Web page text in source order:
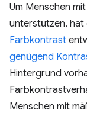
Um Menschen
unterstützen, hat
Farbkontrast
genügend
Hintergrund
Menschen mit